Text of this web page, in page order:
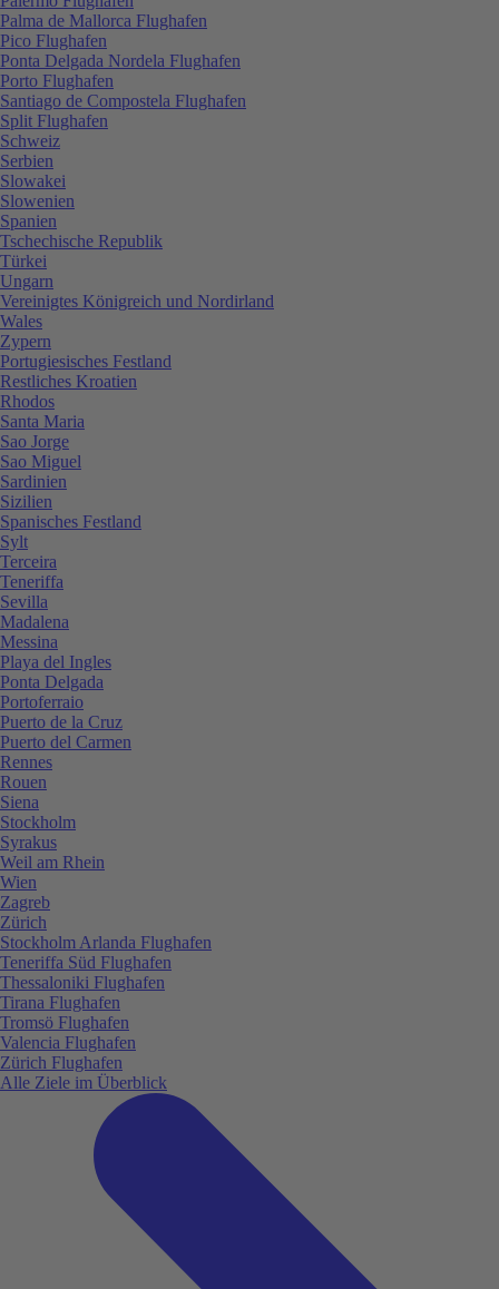
Palma de Mallorca Flughafen
Pico Flughafen
Ponta Delgada Nordela Flughafen
Porto Flughafen
Santiago de Compostela Flughafen
Split Flughafen
Schweiz
Serbien
Slowakei
Slowenien
Spanien
Tschechische Republik
Türkei
Ungarn
Vereinigtes Königreich und Nordirland
Wales
Zypern
Portugiesisches Festland
Restliches Kroatien
Rhodos
Santa Maria
Sao Jorge
Sao Miguel
Sardinien
Sizilien
Spanisches Festland
Sylt
Terceira
Teneriffa
Sevilla
Madalena
Messina
Playa del Ingles
Ponta Delgada
Portoferraio
Puerto de la Cruz
Puerto del Carmen
Rennes
Rouen
Siena
Stockholm
Syrakus
Weil am Rhein
Wien
Zagreb
Zürich
Stockholm Arlanda Flughafen
Teneriffa Süd Flughafen
Thessaloniki Flughafen
Tirana Flughafen
Tromsö Flughafen
Valencia Flughafen
Zürich Flughafen
Alle Ziele im Überblick